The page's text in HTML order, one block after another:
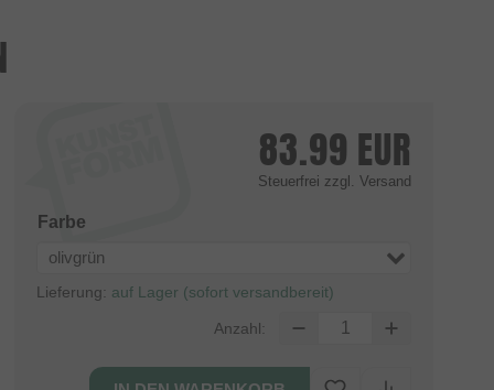
83.99 EUR
Steuerfrei zzgl. Versand
Farbe
olivgrün
Lieferung: auf Lager (sofort versandbereit)
Anzahl: